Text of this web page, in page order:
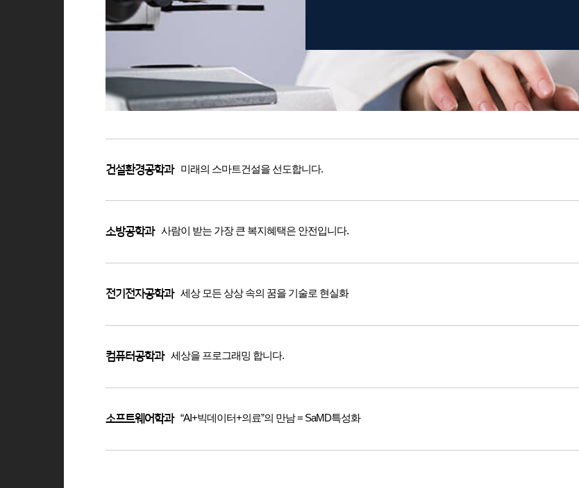
건설환경공학과 미래의 스마트건설을 선도합니다.
소방공학과 사람이 받는 가장 큰 복지혜택은 안전입니다.
전기전자공학과 세상 모든 상상 속의 꿈을 기술로 현실화
컴퓨터공학과 세상을 프로그래밍 합니다.
소프트웨어학과 “AI+빅데이터+의료”의 만남 = SaMD특성화